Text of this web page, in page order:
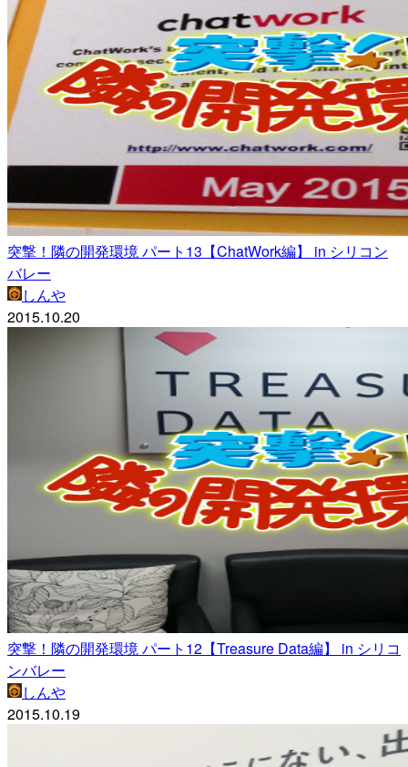
突撃！隣の開発環境 パート13【ChatWork編】 in シリコン
バレー
しんや
2015.10.20
突撃！隣の開発環境 パート12【Treasure Data編】 in シリコ
ンバレー
しんや
2015.10.19